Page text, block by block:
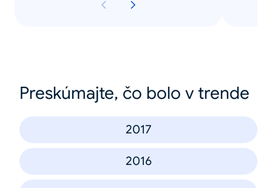
Preskúmajte, čo bolo v trende
2017
2016